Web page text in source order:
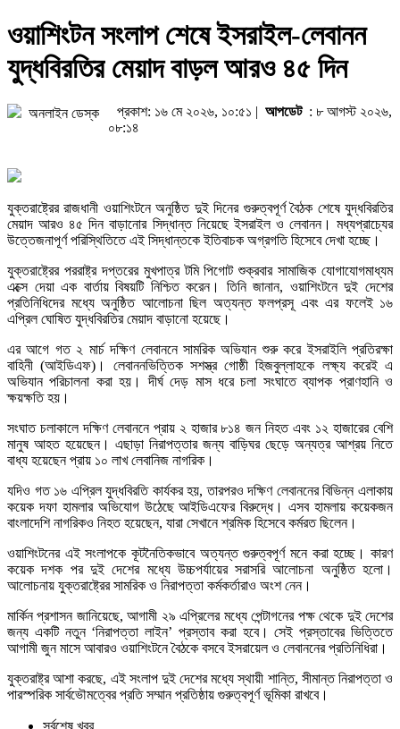
ওয়াশিংটন সংলাপ শেষে ইসরাইল-লেবানন
যুদ্ধবিরতির মেয়াদ বাড়ল আরও ৪৫ দিন
অনলাইন ডেস্ক প্রকাশ: ১৬ মে ২০২৬, ১০:৫১ | আপডেট: ৮ আগস্ট ২০২৬,
০৮:১৪
যুক্তরাষ্ট্রের রাজধানী ওয়াশিংটনে অনুষ্ঠিত দুই দিনের গুরুত্বপূর্ণ বৈঠক শেষে যুদ্ধবিরতির
মেয়াদ আরও ৪৫ দিন বাড়ানোর সিদ্ধান্ত নিয়েছে ইসরাইল ও লেবানন। মধ্যপ্রাচ্যের
উত্তেজনাপূর্ণ পরিস্থিতিতে এই সিদ্ধান্তকে ইতিবাচক অগ্রগতি হিসেবে দেখা হচ্ছে।
যুক্তরাষ্ট্রের পররাষ্ট্র দপ্তরের মুখপাত্র টমি পিগোট শুক্রবার সামাজিক যোগাযোগমাধ্যম
এক্সে দেয়া এক বার্তায় বিষয়টি নিশ্চিত করেন। তিনি জানান, ওয়াশিংটনে দুই দেশের
প্রতিনিধিদের মধ্যে অনুষ্ঠিত আলোচনা ছিল অত্যন্ত ফলপ্রসূ এবং এর ফলেই ১৬
এপ্রিল ঘোষিত যুদ্ধবিরতির মেয়াদ বাড়ানো হয়েছে।
এর আগে গত ২ মার্চ দক্ষিণ লেবাননে সামরিক অভিযান শুরু করে ইসরাইলি প্রতিরক্ষা
বাহিনী (আইডিএফ)। লেবাননভিত্তিক সশস্ত্র গোষ্ঠী হিজবুল্লাহকে লক্ষ্য করেই এ
অভিযান পরিচালনা করা হয়। দীর্ঘ দেড় মাস ধরে চলা সংঘাতে ব্যাপক প্রাণহানি ও
ক্ষয়ক্ষতি হয়।
সংঘাত চলাকালে দক্ষিণ লেবাননে প্রায় ২ হাজার ৮১৪ জন নিহত এবং ১২ হাজারের বেশি
মানুষ আহত হয়েছেন। এছাড়া নিরাপত্তার জন্য বাড়িঘর ছেড়ে অন্যত্র আশ্রয় নিতে
বাধ্য হয়েছেন প্রায় ১০ লাখ লেবানিজ নাগরিক।
যদিও গত ১৬ এপ্রিল যুদ্ধবিরতি কার্যকর হয়, তারপরও দক্ষিণ লেবাননের বিভিন্ন এলাকায়
কয়েক দফা হামলার অভিযোগ উঠেছে আইডিএফের বিরুদ্ধে। এসব হামলায় কয়েকজন
বাংলাদেশি নাগরিকও নিহত হয়েছেন, যারা সেখানে শ্রমিক হিসেবে কর্মরত ছিলেন।
ওয়াশিংটনের এই সংলাপকে কূটনৈতিকভাবে অত্যন্ত গুরুত্বপূর্ণ মনে করা হচ্ছে। কারণ
কয়েক দশক পর দুই দেশের মধ্যে উচ্চপর্যায়ের সরাসরি আলোচনা অনুষ্ঠিত হলো।
আলোচনায় যুক্তরাষ্ট্রের সামরিক ও নিরাপত্তা কর্মকর্তারাও অংশ নেন।
মার্কিন প্রশাসন জানিয়েছে, আগামী ২৯ এপ্রিলের মধ্যে পেন্টাগনের পক্ষ থেকে দুই দেশের
জন্য একটি নতুন ‘নিরাপত্তা লাইন’ প্রস্তাব করা হবে। সেই প্রস্তাবের ভিত্তিতে
আগামী জুন মাসে আবারও ওয়াশিংটনে বৈঠকে বসবে ইসরায়েল ও লেবাননের প্রতিনিধিরা।
যুক্তরাষ্ট্র আশা করছে, এই সংলাপ দুই দেশের মধ্যে স্থায়ী শান্তি, সীমান্ত নিরাপত্তা ও
পারস্পরিক সার্বভৌমত্বের প্রতি সম্মান প্রতিষ্ঠায় গুরুত্বপূর্ণ ভূমিকা রাখবে।